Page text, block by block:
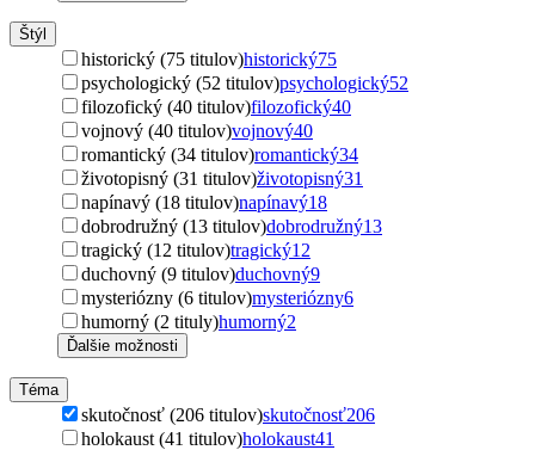
Štýl
historický (75 titulov)historický75
psychologický (52 titulov)psychologický52
filozofický (40 titulov)filozofický40
vojnový (40 titulov)vojnový40
romantický (34 titulov)romantický34
životopisný (31 titulov)životopisný31
napínavý (18 titulov)napínavý18
dobrodružný (13 titulov)dobrodružný13
tragický (12 titulov)tragický12
duchovný (9 titulov)duchovný9
mysteriózny (6 titulov)mysteriózny6
humorný (2 tituly)humorný2
Ďalšie možnosti
Téma
skutočnosť (206 titulov)skutočnosť206
holokaust (41 titulov)holokaust41